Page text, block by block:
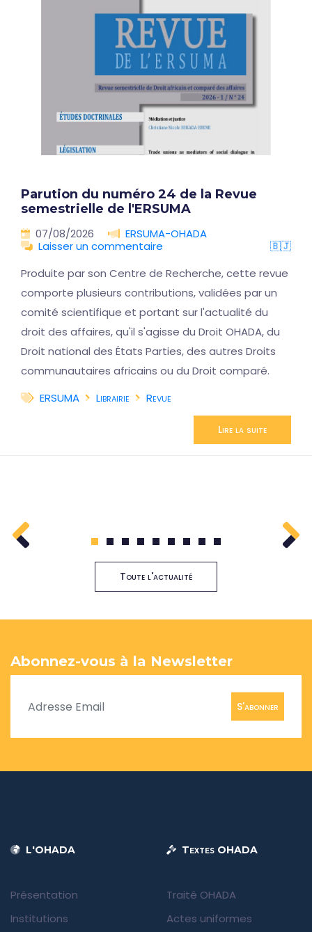
Parution du numéro 24 de la Revue
semestrielle de l'ERSUMA
07/08/2026
ERSUMA-OHADA
Laisser un commentaire
🇧🇯
Produite par son Centre de Recherche, cette revue
comporte plusieurs contributions, validées par un
comité scientifique et portant sur l'actualité du
droit des affaires, qu'il s'agisse du Droit OHADA, du
Droit national des États Parties, des autres Droits
communautaires africains ou du Droit comparé.
ERSUMA
Librairie Revue
Lire la suite
1 2 3 4 5 6 7 8 9
Toute l'actualité
Abonnez-vous à la Newsletter
S'abonner
L'OHADA
Présentation
Institutions
Textes OHADA
Traité OHADA
Actes uniformes